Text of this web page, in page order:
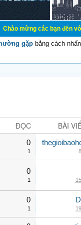
các bạn đến với Diễn đàn
gặp bằng cách
ĐỌC BÀI
0
1
0
1
0
1